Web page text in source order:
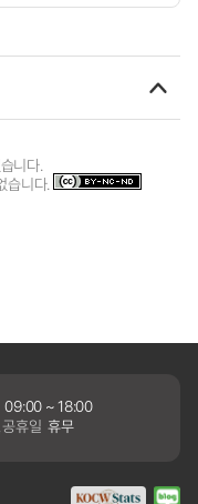
니다.
습니다.
09:00 ~ 18:00
휴일 휴무